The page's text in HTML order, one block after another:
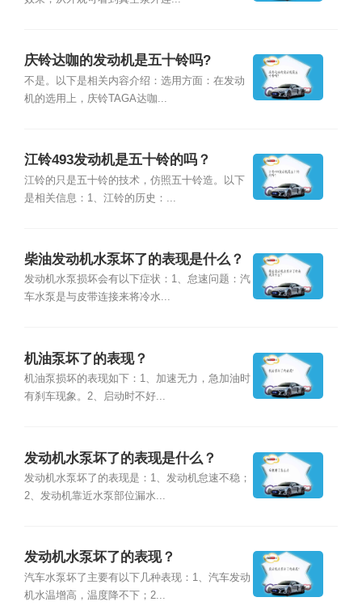
庆铃达咖的发动机是五十铃吗?
不是。以下是相关内容介绍：选用方面：在发动
机的选用上，庆铃TAGA达咖...
江铃493发动机是五十铃的吗？
江铃的只是五十铃的技术，仿照五十铃造。以下
是相关信息：1、江铃的历史：...
柴油发动机水泵坏了的表现是什么？
发动机水泵损坏会有以下症状：1、怠速问题：汽
车水泵是与皮带连接来将冷水...
机油泵坏了的表现？
机油泵损坏的表现如下：1、加速无力，急加油时
有刹车现象。2、启动时不好...
发动机水泵坏了的表现是什么？
发动机水泵坏了的表现是：1、发动机怠速不稳；
2、发动机靠近水泵部位漏水...
发动机水泵坏了的表现？
汽车水泵坏了主要有以下几种表现：1、汽车发动
机水温增高，温度降不下；2...